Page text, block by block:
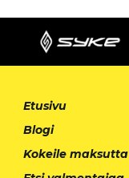
Etusivu
Blogi
Kokeile maksutta